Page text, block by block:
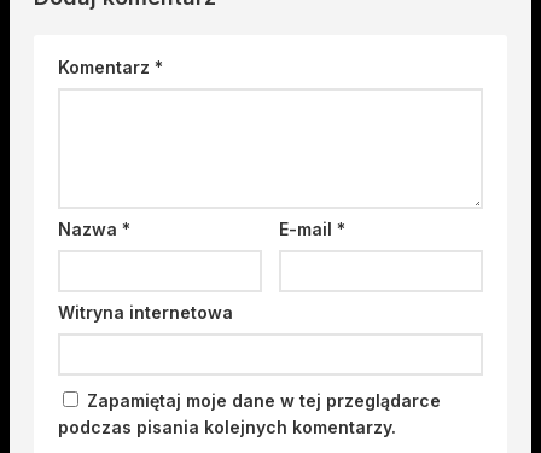
Komentarz *
Nazwa * E-mail*
Witryna internetowa
Zapamiętaj moje dane w tej przeglądarce
podczas pisania kolejnych komentarzy.